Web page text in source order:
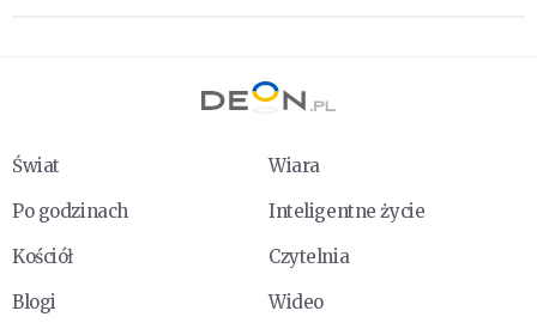
Świat
Wiara
Po godzinach
Inteligentne życie
Kościół
Czytelnia
Blogi
Wideo